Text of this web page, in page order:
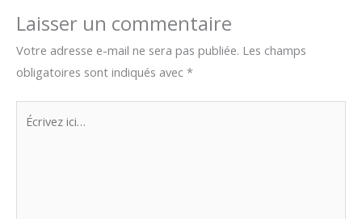
Laisser un commentaire
Votre adresse e-mail ne sera pas publiée. Les champs
obligatoires sont indiqués avec *
Écrivez